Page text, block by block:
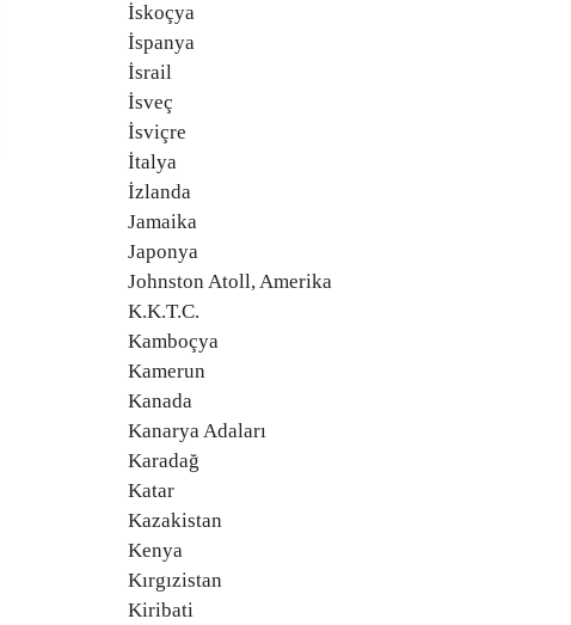
İskoçya
İspanya
İsrail
İsveç
İsviçre
İtalya
İzlanda
Jamaika
Japonya
Johnston Atoll, Amerika
K.K.T.C.
Kamboçya
Kamerun
Kanada
Kanarya Adaları
Karadağ
Katar
Kazakistan
Kenya
Kırgızistan
Kiribati